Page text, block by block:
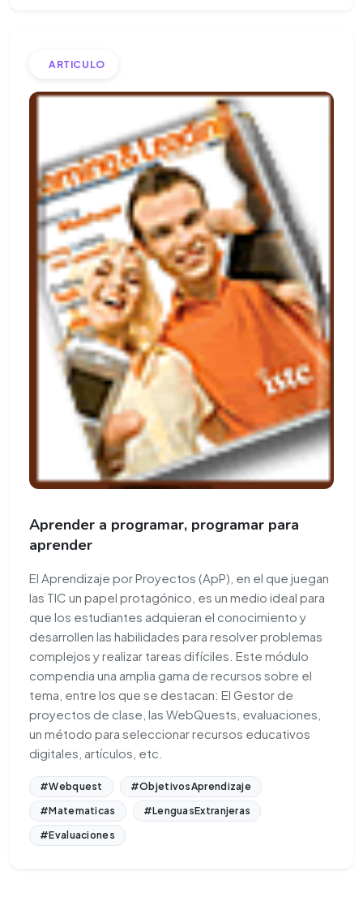
ARTICULO
Aprender a programar, programar para
aprender
El Aprendizaje por Proyectos (ApP), en el que juegan
las TIC un papel protagónico, es un medio ideal para
que los estudiantes adquieran el conocimiento y
desarrollen las habilidades para resolver problemas
complejos y realizar tareas difíciles. Este módulo
compendia una amplia gama de recursos sobre el
tema, entre los que se destacan: El Gestor de
proyectos de clase, las WebQuests, evaluaciones,
un método para seleccionar recursos educativos
digitales, artículos, etc.
#Webquest
#ObjetivosAprendizaje
#Matematicas
#LenguasExtranjeras
#Evaluaciones